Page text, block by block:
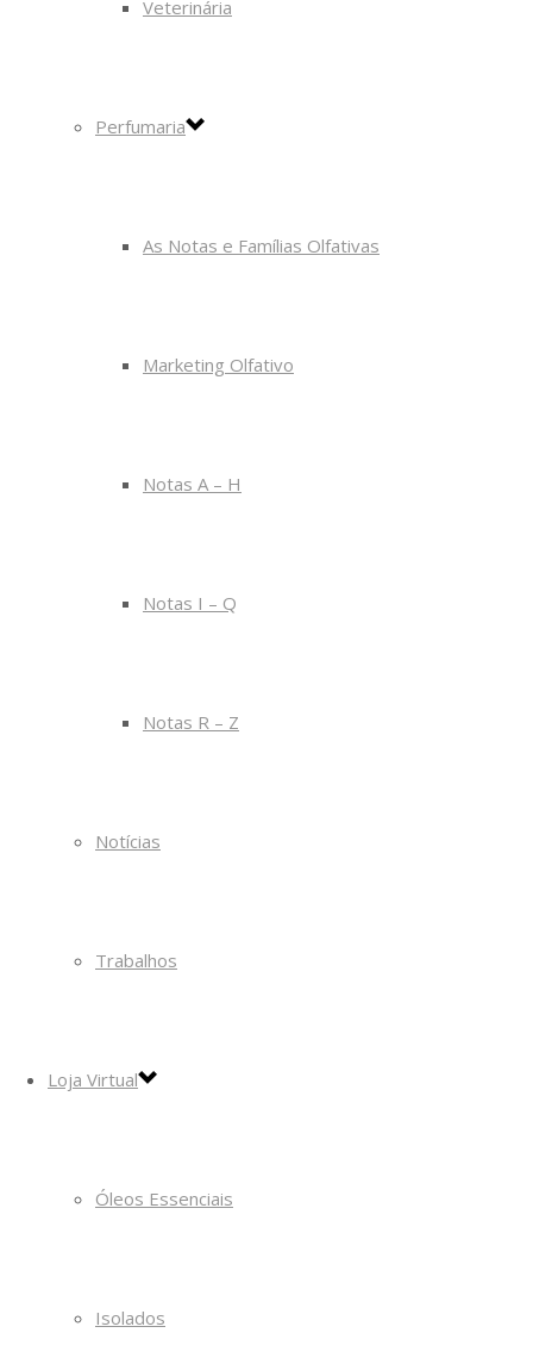
Veterinária
Perfumaria
As Notas e Famílias Olfativas
Marketing Olfativo
Notas A – H
Notas I – Q
Notas R – Z
Notícias
Trabalhos
Loja Virtual
Óleos Essenciais
Isolados